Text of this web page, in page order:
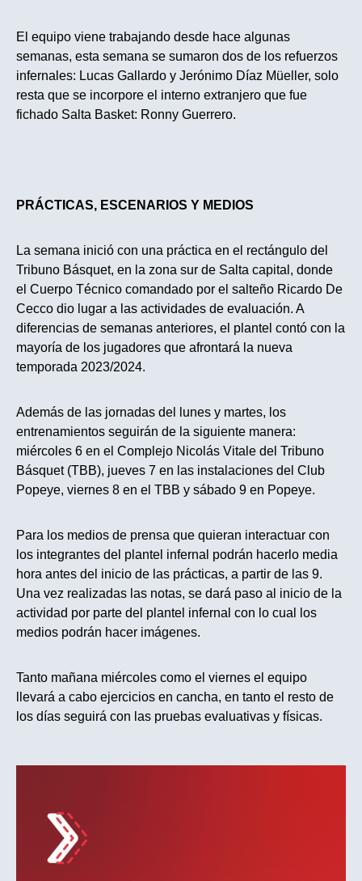
El equipo viene trabajando desde hace algunas
semanas, esta semana se sumaron dos de los refuerzos
infernales: Lucas Gallardo y Jerónimo Díaz Müeller, solo
resta que se incorpore el interno extranjero que fue
fichado Salta Basket: Ronny Guerrero.
PRÁCTICAS, ESCENARIOS Y MEDIOS
La semana inició con una práctica en el rectángulo del
Tribuno Básquet, en la zona sur de Salta capital, donde
el Cuerpo Técnico comandado por el salteño Ricardo De
Cecco dio lugar a las actividades de evaluación. A
diferencias de semanas anteriores, el plantel contó con la
mayoría de los jugadores que afrontará la nueva
temporada 2023/2024.
Además de las jornadas del lunes y martes, los
entrenamientos seguirán de la siguiente manera:
miércoles 6 en el Complejo Nicolás Vitale del Tribuno
Básquet (TBB), jueves 7 en las instalaciones del Club
Popeye, viernes 8 en el TBB y sábado 9 en Popeye.
Para los medios de prensa que quieran interactuar con
los integrantes del plantel infernal podrán hacerlo media
hora antes del inicio de las prácticas, a partir de las 9.
Una vez realizadas las notas, se dará paso al inicio de la
actividad por parte del plantel infernal con lo cual los
medios podrán hacer imágenes.
Tanto mañana miércoles como el viernes el equipo
llevará a cabo ejercicios en cancha, en tanto el resto de
los días seguirá con las pruebas evaluativas y físicas.